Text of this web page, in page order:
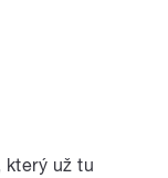
který už tu